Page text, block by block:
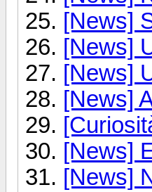
[News]
[News]
[News]
[News]
[News]
[News]